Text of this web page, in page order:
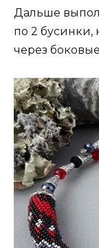
Дальше
по 2 бусинки,
через